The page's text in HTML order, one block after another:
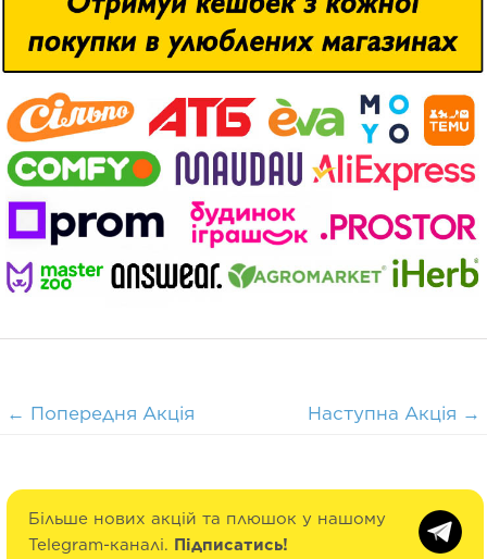
← Попередня Акція Наступна Акція →
Більше нових акцій та плюшок у нашому
Telegram-каналі. Підписатись!